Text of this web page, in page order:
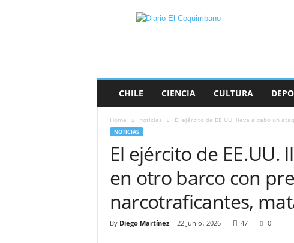
CHILE CIENCIA CULTURA
Home noticias El ejército de EE.UU. lleva a cabo un
NOTICIAS
El ejército de
en otro barco con
narcotraficantes,
By Diego Martínez- 22 Junio، 2026 47 0